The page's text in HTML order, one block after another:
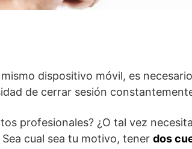
dispositivo móvil, es
de⁢ cerrar sesión
profesionales? ¿O tal vez
cual sea tu motivo, tener dos